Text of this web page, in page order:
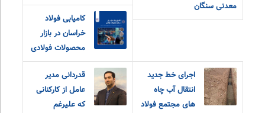
معدنی سنگان
کامیابی فولاد
خراسان در بازار
محصولات فولادی
اجرای خط جدید
انتقال آب چاه
های مجتمع فولاد
قدردانی مدیر
عامل از کارکنانی
که علیرغم